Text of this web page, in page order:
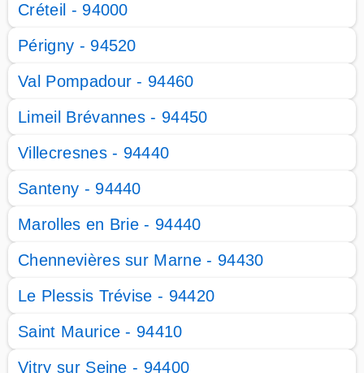
Créteil - 94000
Périgny - 94520
Val Pompadour - 94460
Limeil Brévannes - 94450
Villecresnes - 94440
Santeny - 94440
Marolles en Brie - 94440
Chennevières sur Marne - 94430
Le Plessis Trévise - 94420
Saint Maurice - 94410
Vitry sur Seine - 94400